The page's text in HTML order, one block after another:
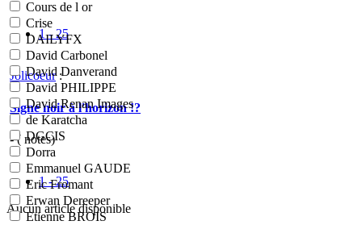
Cours de l or
Crise
DAILYFX
David Carbonel
David Danverand
David PHILIPPE
David Renan Images
de Karatcha
DGCIS
Dorra
Emmanuel GAUDE
Eric Fromant
Erwan Dereeper
Etienne BROIS
1 - 25
Jolicoeur:
Signe noir à l'horizon !?
- ( notes)
1 - 25
Aucun article disponible